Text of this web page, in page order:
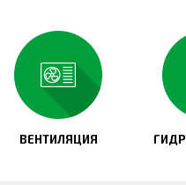
ВЕНТИЛЯЦИЯ